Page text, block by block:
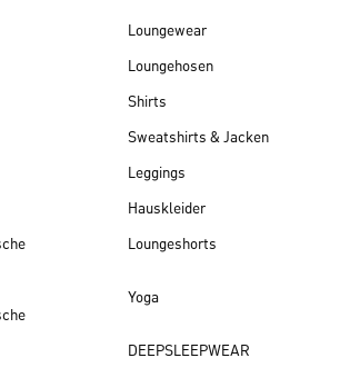
Loungewear
Loungehosen
Shirts
Sweatshirts & Jacken
Leggings
Hauskleider
Loungeshorts
Yoga
DEEPSLEEPWEAR